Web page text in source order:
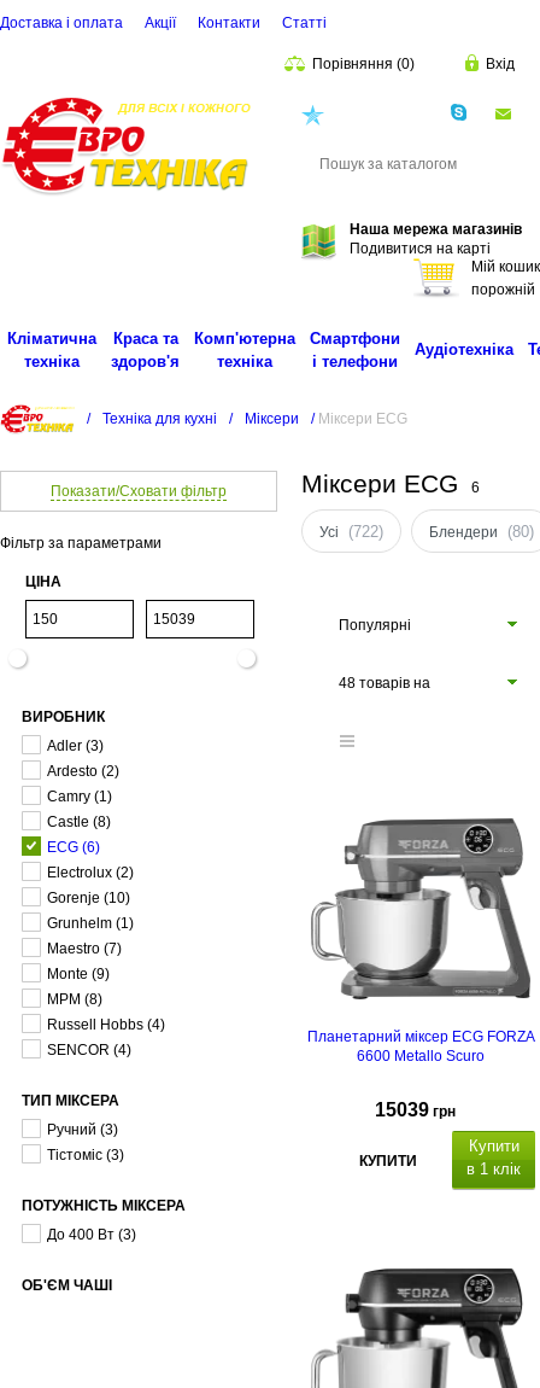
Доставка і оплата Акції Контакти Статті
Порівняння (0) Вхід
Наша мережа магазинів
Подивитися на карті
Мій кошик
порожній
Кліматична
техніка
Краса та
здоров'я
Комп'ютерна
техніка
Смартфони
і телефони
Аудіотехніка
/ Техніка для кухні / Міксери / Міксери ECG
Показати/Сховати фільтр
Фільтр за параметрами
ЦІНА
ВИРОБНИК
Adler (3)
Ardesto (2)
Camry (1)
Castle (8)
ECG (6)
Electrolux (2)
Gorenje (10)
Grunhelm (1)
Maestro (7)
Monte (9)
MPM (8)
Russell Hobbs (4)
SENCOR (4)
ТИП МІКСЕРА
Ручний (3)
Тістоміс (3)
ПОТУЖНІСТЬ МІКСЕРА
До 400 Вт (3)
ОБ'ЄМ ЧАШІ
Міксери ECG 6
Усі (722) Блендери (80)
Популярні
48 товарів на
Планетарний міксер ECG FORZA
6600 Metallo Scuro
15039 грн
КУПИТИ
Купити
в 1 клік